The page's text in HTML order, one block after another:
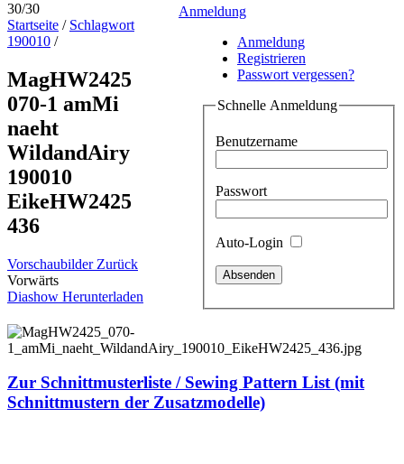
Anmeldung
Anmeldung
Registrieren
Passwort vergessen?
Schnelle Anmeldung
Benutzername
Passwort
Auto-Login
30/30
Startseite / Schlagwort
190010 /
MagHW2425
070-1 amMi
naeht
WildandAiry
190010
EikeHW2425
436
Vorschaubilder Zurück
Vorwärts
Diashow Herunterladen
Zur Schnittmusterliste / Sewing Pattern List (mit
Schnittmustern der Zusatzmodelle)